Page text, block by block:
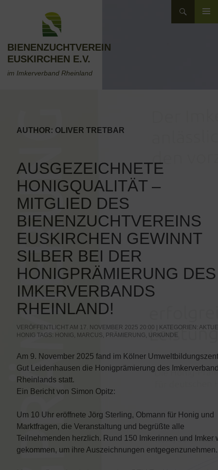
BIENENZUCHTVEREIN
EUSKIRCHEN E.V.
im Imkerverband Rheinland
AUTHOR: OLIVER TRETBAR
AUSGEZEICHNETE
HONIGQUALITÄT –
MITGLIED DES
BIENENZUCHTVEREINS
EUSKIRCHEN GEWINNT
SILBER BEI DER
HONIGPRÄMIERUNG DES
IMKERVERBANDS
RHEINLAND!
VERÖFFENTLICHT AM 17. NOVEMBER 2025 20:00 | KATEGORIEN:
HONIG TAGS: HONIG, MARCUS, PRÄMIERUNG, URKUNDE
Am 9. November 2025 fand im Kölner
Gut Leidenhausen die Honigprämierung des
Rheinlands statt.
Ein Bericht von Simon Opitz:
Um 10 Uhr eröffnete Jörg Sterling, Obmann für Honig und
Marktfragen, die Veranstaltung und begrüßte alle
Teilnehmenden herzlich. Rund 150 Imkerinnen und Imker
gekommen, um ihre Auszeichnungen entgegenzunehmen.